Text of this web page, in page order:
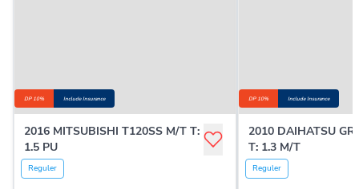
DP 10% Include Insurance
2016 MITSUBISHI T120SS M/T T:
1.5 PU
Reguler
DP 10% Include Insurance
2010 DAIHATSU
T: 1.3 M/T
Reguler